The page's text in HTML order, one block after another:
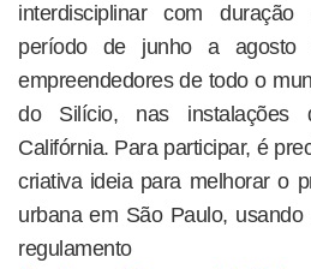
interdisciplinar com
período de junho a agosto
empreendedores de todo o
do Silício, nas instalações
Califórnia. Para participar, é
criativa ideia para melhorar o
urbana em São Paulo,